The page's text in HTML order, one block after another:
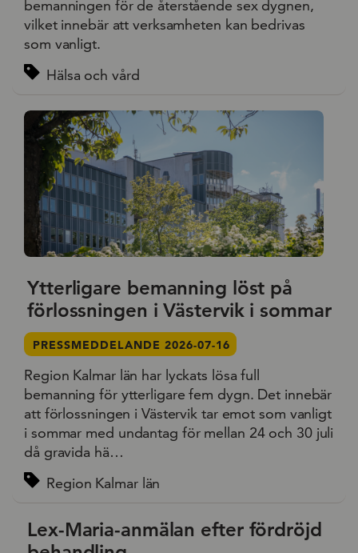
bemanningen för de återstående sex dygnen,
vilket innebär att verksamheten kan bedrivas
som vanligt.
Hälsa och vård
Ytterligare bemanning löst på
förlossningen i Västervik i sommar
PRESSMEDDELANDE 2026-07-16
Region Kalmar län har lyckats lösa full
bemanning för ytterligare fem dygn. Det innebär
att förlossningen i Västervik tar emot som vanligt
i sommar med undantag för mellan 24 och 30 juli
då gravida hä…
Region Kalmar län
Lex-Maria-anmälan efter fördröjd